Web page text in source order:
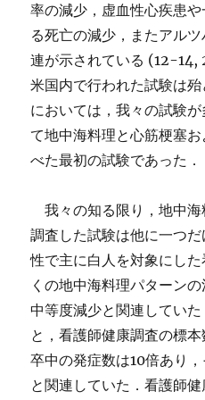
率の減少，虚血性心疾患
る死亡の減少，またアル
連が示されている (12-14,
米国内で行われた試験は
においては，我々の試験
て地中海料理と心筋梗塞
べた最初の試験であった．
我々の知る限り，地中
調査した試験は他に一つ
性で主に白人を対象にし
くの地中海料理パターン
中等度減少と関連してい
と，看護師健康調査の標
卒中の発症数は10倍あり
と関連していた．看護師